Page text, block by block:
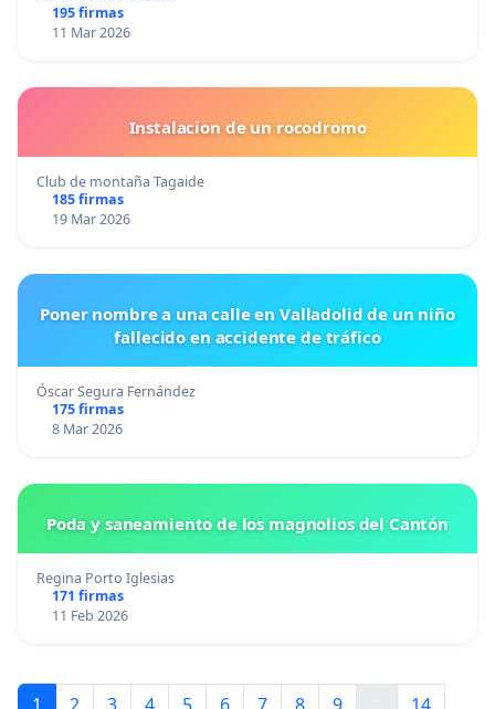
195 firmas
11 Mar 2026
Instalacion de un rocodromo
Club de montaña Tagaide
185 firmas
19 Mar 2026
Poner nombre a una calle en Valladolid de un niño
fallecido en accidente de tráfico
Óscar Segura Fernández
175 firmas
8 Mar 2026
Poda y saneamiento de los magnolios del Cantón
Regina Porto Iglesias
171 firmas
11 Feb 2026